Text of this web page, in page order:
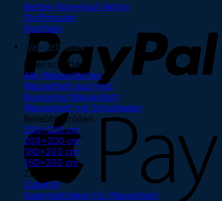
Betten Abverkauf
Stoffmuster
Kopfteile
Wasserbetten
Eigenschaften
Alle Wasserbetten
Wasserbett aus Holz
Boxspring Wasserbett
Wasserbett mit Schubladen
Beliebte Größen
200x220 cm
200x200 cm
180x200 cm
160x200 cm
Zubehör
Zubehör
Spannbettlaken für Wasserbett